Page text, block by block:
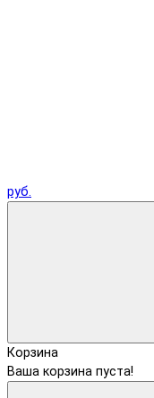
руб.
Корзина
Ваша корзина пуста!